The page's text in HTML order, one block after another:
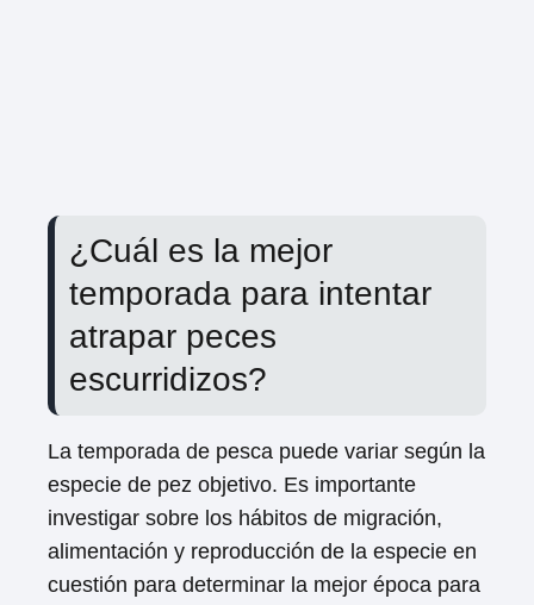
¿Cuál es la mejor
temporada para intentar
atrapar peces
escurridizos?
La temporada de pesca puede variar según la
especie de pez objetivo. Es importante
investigar sobre los hábitos de migración,
alimentación y reproducción de la especie en
cuestión para determinar la mejor época para